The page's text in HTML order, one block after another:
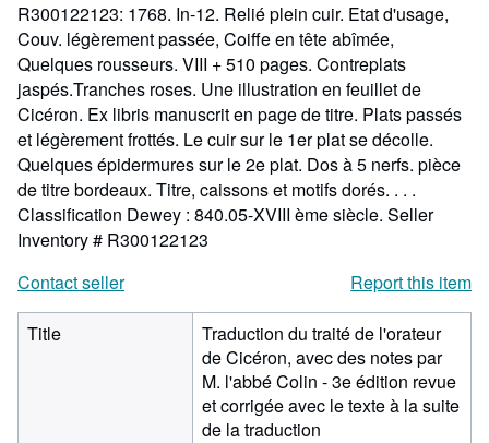
R300122123: 1768. In-12. Relié plein cuir. Etat d'usage,
Couv. légèrement passée, Coiffe en tête abîmée,
Quelques rousseurs. VIII + 510 pages. Contreplats
jaspés.Tranches roses. Une illustration en feuillet de
Cicéron. Ex libris manuscrit en page de titre. Plats passés
et légèrement frottés. Le cuir sur le 1er plat se décolle.
Quelques épidermures sur le 2e plat. Dos à 5 nerfs. pièce
de titre bordeaux. Titre, caissons et motifs dorés. . . .
Classification Dewey : 840.05-XVIII ème siècle. Seller
Inventory # R300122123
Contact seller
Report this item
Title
Traduction du traité de l'orateur
de Cicéron, avec des notes par
M. l'abbé Colin - 3e édition revue
et corrigée avec le texte à la suite
de la traduction